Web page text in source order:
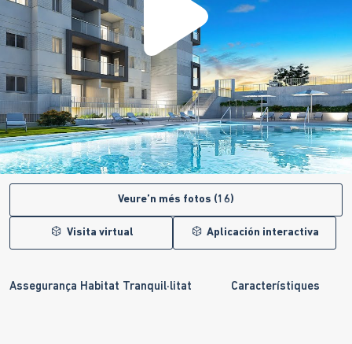
Veure’n més fotos (16)
Visita virtual Aplicación interactiva
Assegurança Habitat Tranquil·litat Característiques